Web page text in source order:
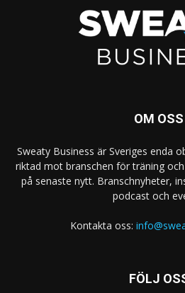
OM OSS
Sweaty Business är Sveriges enda
riktad mot branschen för träning
på senaste nytt. Branschnyheter,
podcast och
Kontakta oss:
FÖLJ